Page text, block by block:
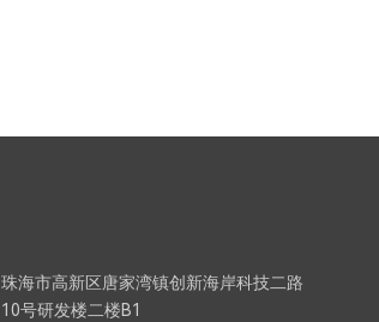
珠海市高新区唐家湾镇创新海岸科技二路
10号研发楼二楼B1